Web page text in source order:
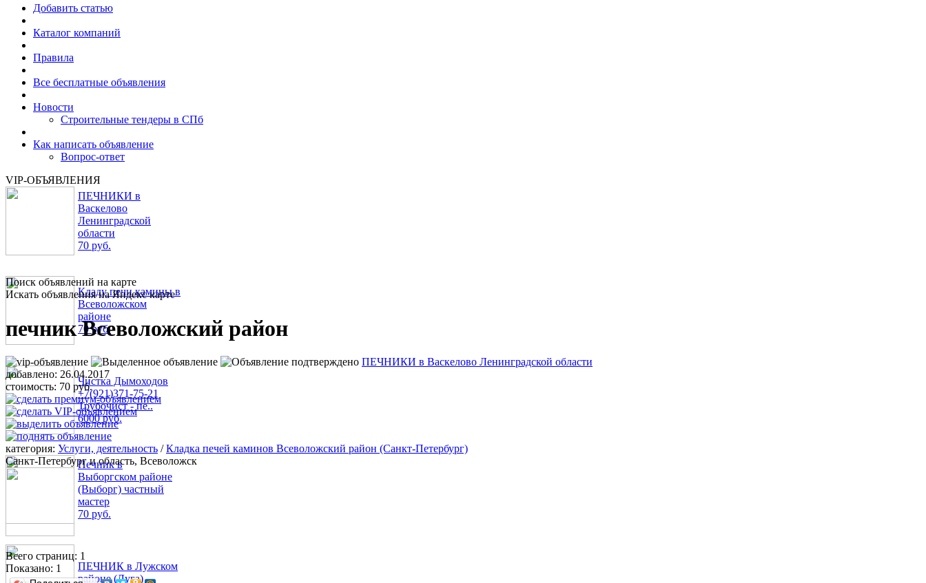
Добавить статью
Каталог компаний
Правила
Все бесплатные объявления
Новости
Строительные тендеры в СПб
Как написать объявление
Вопрос-ответ
VIP-ОБЪЯВЛЕНИЯ
ПЕЧНИКИ в
Васкелово
Ленинградской
области
70 руб.
Кладу печи камины в
Всеволожском
районе
70 руб.
Чистка Дымоходов
+7(921)371-75-21
Трубочист - пе..
6000 руб.
Печник в
Выборгском районе
(Выборг) частный
мастер
70 руб.
ПЕЧНИК в Лужском
районе (Луга)
Поиск объявлений на карте
Искать объявления на Яндекс карте
печник Всеволожский район
ПЕЧНИКИ в Васкелово Ленинградской области
добавлено: 26.04.2017
стоимость: 70 руб.
категория: Услуги, деятельность /Кладка печей каминов Всеволожский район (Санкт-Петербург)
Санкт-Петербург и область, Всеволожск
Всего страниц: 1
Показано: 1